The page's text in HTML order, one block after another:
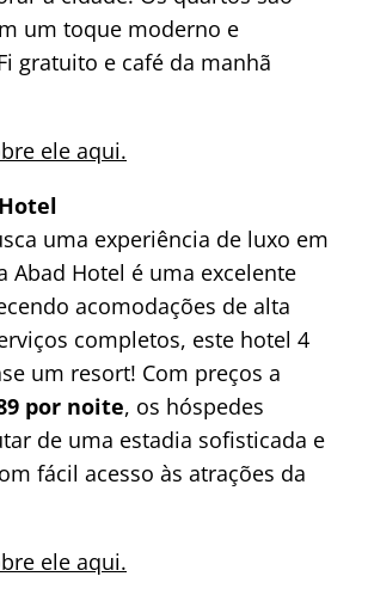
um toque moderno e
gratuito e café da manhã
ele aqui.
uma experiência de luxo em
Abad Hotel é uma excelente
acomodações de alta
completos, este hotel 4
um resort! Com preços a
por noite, os hóspedes
de uma estadia sofisticada e
fácil acesso às atrações da
ele aqui.